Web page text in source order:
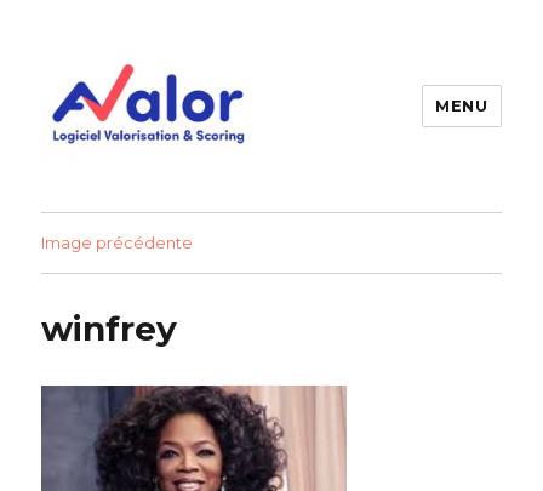
et fonds de commerce
MENU
Image précédente
winfrey